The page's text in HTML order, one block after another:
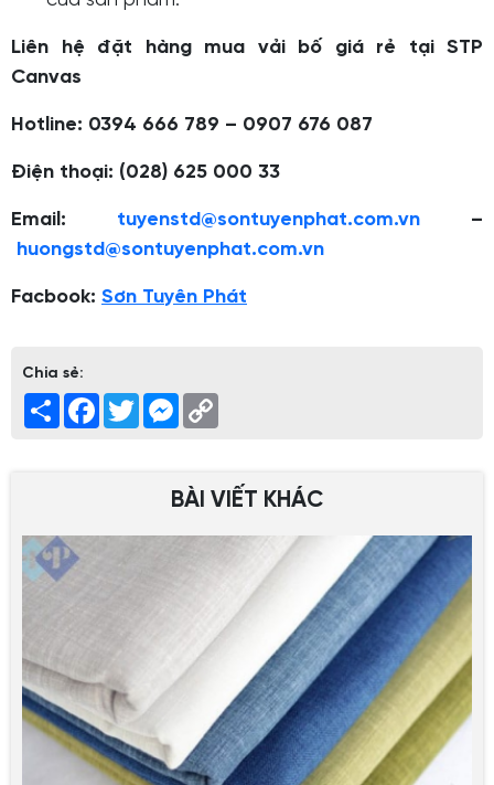
Liên hệ đặt hàng mua vải bố giá rẻ tại STP
Canvas
Hotline: 0394 666 789 – 0907 676 087
Điện thoại: (028) 625 000 33
Email: tuyenstd@sontuyenphat.com.vn –
huongstd@sontuyenphat.com.vn
Facbook: Sơn Tuyên Phát
Chia sẻ:
Share Facebook
TwitterMessenger
BÀI VIẾT KHÁC